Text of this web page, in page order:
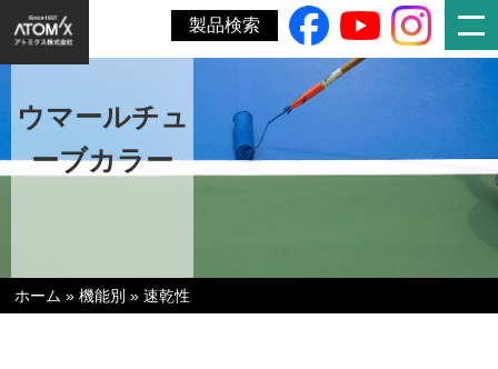
製品検索
ウマールチュ
ーブカラー
ホーム »機能別 »速乾性